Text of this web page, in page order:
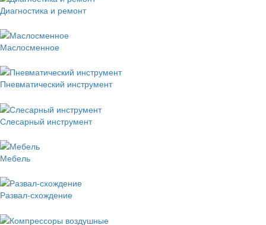
Диагностика и ремонт
Маслосменное
Пневматический инструмент
Слесарный инструмент
Мебель
Развал-схождение